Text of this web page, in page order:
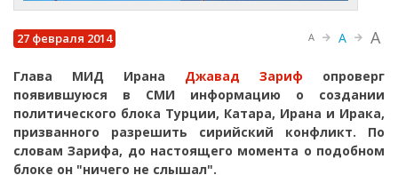
27 февраля 2014 A A A
Глава МИД Ирана Джавад Зариф опроверг
появившуюся в СМИ информацию о создании
политического блока Турции, Катара, Ирана и Ирака,
призванного разрешить сирийский конфликт. По
словам Зарифа, до настоящего момента о подобном
блоке он "ничего не слышал".